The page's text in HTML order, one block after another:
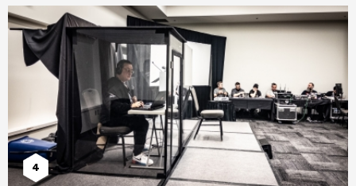
4